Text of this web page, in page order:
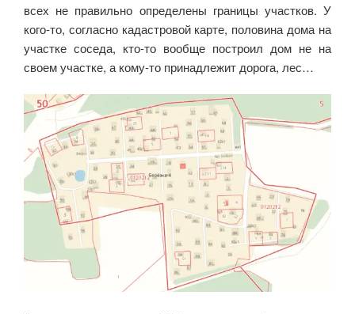
всех не правильно определены границы участков. У
кого-то, согласно кадастровой карте, половина дома на
участке соседа, кто-то вообще построил дом не на
своем участке, а кому-то принадлежит дорога, лес…